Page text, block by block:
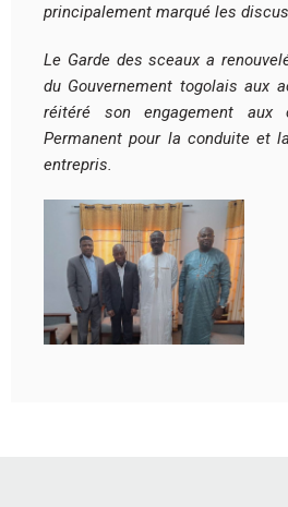
principalement marqué les
Le Garde des sceaux a
du Gouvernement togolais aux
réitéré son engagement aux
Permanent pour la conduite et
entrepris.